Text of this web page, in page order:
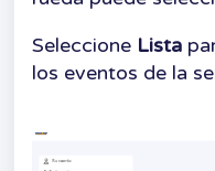
Seleccione Lista
los eventos de la